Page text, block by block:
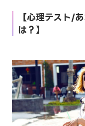
【心理テスト/
は？】